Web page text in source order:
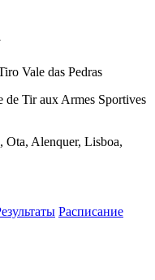
Vale das Pedras
de Tir aux Armes Sportives
Ota, Alenquer, Lisboa,
Расписание